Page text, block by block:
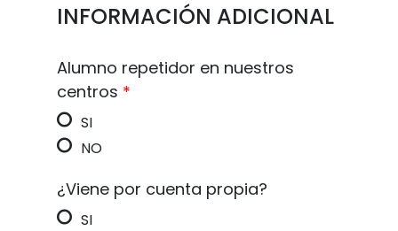
INFORMACIÓN ADICIONAL
Alumno repetidor en nuestros
centros *
SI
NO
¿Viene por cuenta propia?
SI